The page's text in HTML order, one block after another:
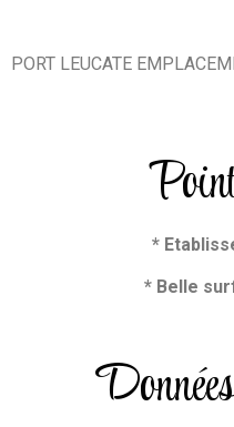
PORT LEUCATE
*
* Belle